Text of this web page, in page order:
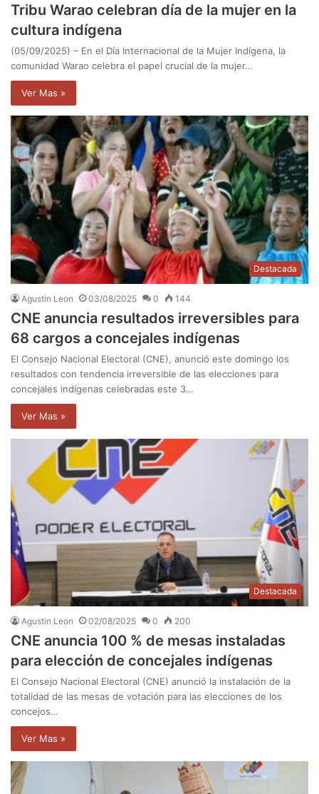
Tribu Warao celebran día de la mujer en la
cultura indígena
(05/09/2025) – En el Día Internacional de la Mujer Indígena, la
comunidad Warao celebra el papel crucial de la mujer…
Ver Mas »
Destacada
Agustin Leon 03/08/2025 0 144
CNE anuncia resultados irreversibles para
68 cargos a concejales indígenas
El Consejo Nacional Electoral (CNE), anunció este domingo los
resultados con tendencia irreversible de las elecciones para
concejales indígenas celebradas este 3…
Ver Mas »
Destacada
Agustin Leon 02/08/2025 0 200
CNE anuncia 100 % de mesas instaladas
para elección de concejales indígenas
El Consejo Nacional Electoral (CNE) anunció la instalación de la
totalidad de las mesas de votación para las elecciones de los
concejos…
Ver Mas »